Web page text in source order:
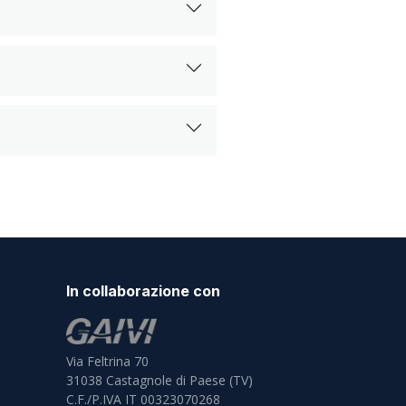
In collaborazione con
Via Feltrina 70
31038 Castagnole di Paese (TV)
C.F./P.IVA IT 00323070268